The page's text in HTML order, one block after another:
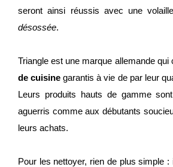
seront ainsi réussis avec une
désossée.
Triangle est une marque allemande qui
de cuisine garantis à vie de par leur
Leurs produits hauts de gamme
aguerris comme aux débutants
leurs achats.
Pour les nettoyer, rien de plus simple